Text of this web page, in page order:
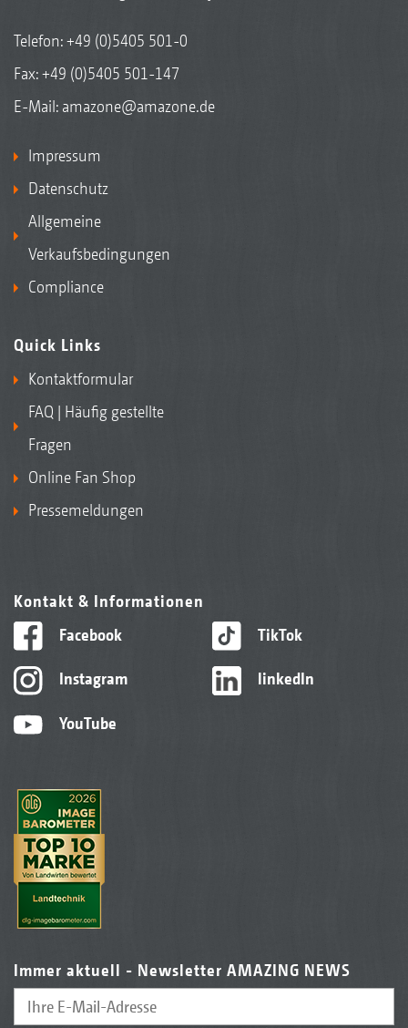
Telefon:+49 (0)5405 501-0
Fax: +49 (0)5405 501-147
E-Mail: amazone@amazone.de
Impressum
Datenschutz
Allgemeine
Verkaufsbedingungen
Compliance
Quick Links
Kontaktformular
FAQ | Häufig gestellte
Fragen
Online Fan Shop
Pressemeldungen
Kontakt & Informationen
Facebook
Instagram
YouTube
TikTok
linkedIn
Immer aktuell - Newsletter AMAZING NEWS